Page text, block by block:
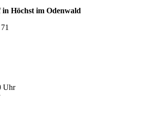
Höchst im Odenwald
Uhr